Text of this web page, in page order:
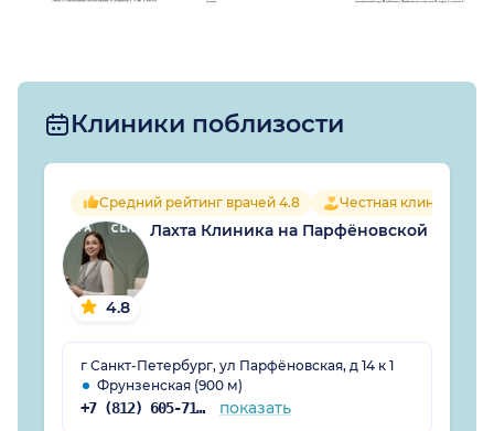
уже врачу, низкий
которую ведёт врач, я
Клиники поблизости
Средний рейтинг врачей 4.8 Честная клиника
4.8
Лахта Клиника на Парфёновской
г Санкт-Петербург, ул Парфёновская, д 14 к 1
Фрунзенская (900 м)
+7 (812) 605-71-43 показать